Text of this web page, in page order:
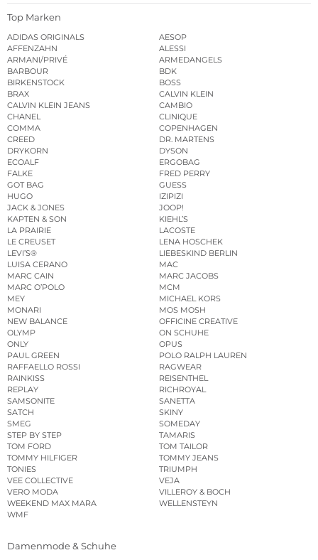
Top Marken
ADIDAS ORIGINALS
AESOP
AFFENZAHN
ALESSI
ARMANI/PRIVÉ
ARMEDANGELS
BARBOUR
BDK
BIRKENSTOCK
BOSS
BRAX
CALVIN KLEIN
CALVIN KLEIN JEANS
CAMBIO
CHANEL
CLINIQUE
COMMA
COPENHAGEN
CREED
DR. MARTENS
DRYKORN
DYSON
ECOALF
ERGOBAG
FALKE
FRED PERRY
GOT BAG
GUESS
HUGO
IZIPIZI
JACK & JONES
JOOP!
KAPTEN & SON
KIEHL’S
LA PRAIRIE
LACOSTE
LE CREUSET
LENA HOSCHEK
LEVI’S®
LIEBESKIND BERLIN
LUISA CERANO
MAC
MARC CAIN
MARC JACOBS
MARC O’POLO
MCM
MEY
MICHAEL KORS
MONARI
MOS MOSH
NEW BALANCE
OFFICINE CREATIVE
OLYMP
ON SCHUHE
ONLY
OPUS
PAUL GREEN
POLO RALPH LAUREN
RAFFAELLO ROSSI
RAGWEAR
RAINKISS
REISENTHEL
REPLAY
RICHROYAL
SAMSONITE
SANETTA
SATCH
SKINY
SMEG
SOMEDAY
STEP BY STEP
TAMARIS
TOM FORD
TOM TAILOR
TOMMY HILFIGER
TOMMY JEANS
TONIES
TRIUMPH
VEE COLLECTIVE
VEJA
VERO MODA
VILLEROY & BOCH
WEEKEND MAX MARA
WELLENSTEYN
WMF
Damenmode & Schuhe